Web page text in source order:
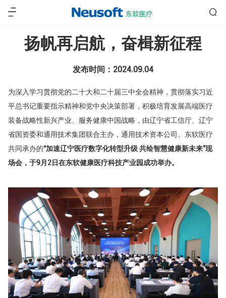
扬帆再启航，奋楫新征程
发布时间：2024.09.04
为深入学习贯彻党的二十大和二十届三中全会精神，贯彻落实习近
平总书记重要指示精神和党中央决策部署，积极培育发展高端医疗
装备战略性新兴产业、服务健康中国战略，由辽宁省工信厅、辽宁
省国资委和通用技术集团联合主办，通用技术资本公司、东软医疗
共同承办的“加速辽宁医疗数字化转型升级 共绘智慧健康新未来”现
场会，于9月2日在东软健康医疗科技产业园成功举办。